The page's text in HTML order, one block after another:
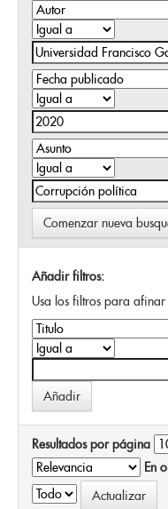
Comenzar nueva
Añadir filtros:
Usa los filtros para afinar
Resultados por página
En